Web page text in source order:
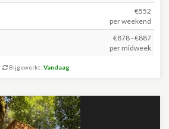
€552
per weekend
€878 - €887
per midweek
Bijgewerkt: Vandaag